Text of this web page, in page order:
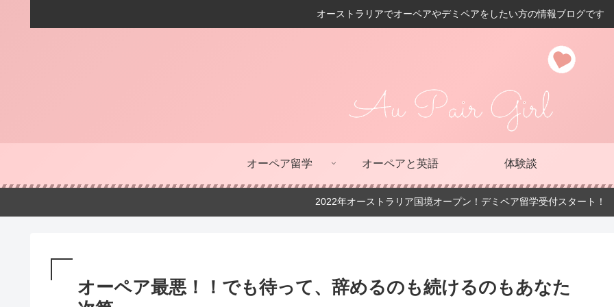
オーストラリアでオーペアやデミペアをしたい方の情報ブログです
オーペア留学 オーペアと英語 体験談
2022年オーストラリア国境オープン！デミペア留学受付スタート！
オーペア最悪！！でも待って、辞めるのも続けるのもあなた